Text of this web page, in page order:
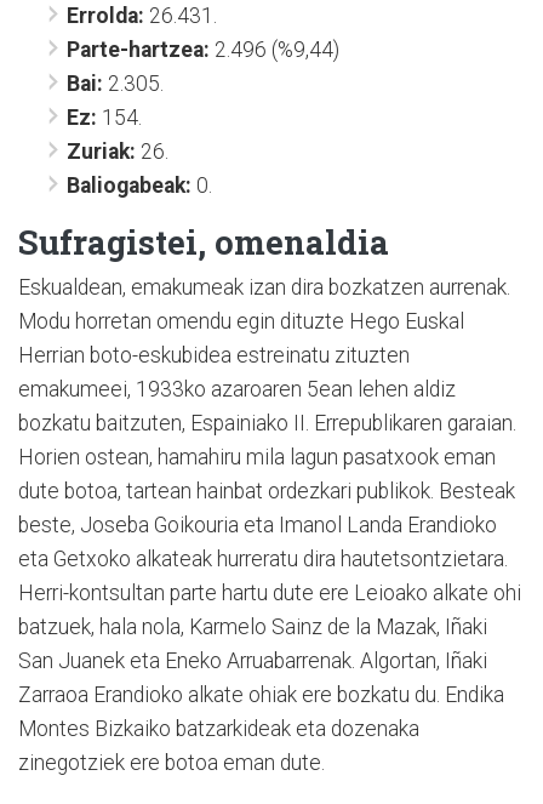
Errolda: 26.431.
Parte-hartzea: 2.496 (%9,44)
Bai: 2.305.
Ez: 154.
Zuriak: 26.
Baliogabeak: 0.
Sufragistei, omenaldia
Eskualdean, emakumeak izan dira bozkatzen aurrenak.
Modu horretan omendu egin dituzte Hego Euskal
Herrian boto-eskubidea estreinatu zituzten
emakumeei, 1933ko azaroaren 5ean lehen aldiz
bozkatu baitzuten, Espainiako II. Errepublikaren garaian.
Horien ostean, hamahiru mila lagun pasatxook eman
dute botoa, tartean hainbat ordezkari publikok. Besteak
beste, Joseba Goikouria eta Imanol Landa Erandioko
eta Getxoko alkateak hurreratu dira hautetsontzietara.
Herri-kontsultan parte hartu dute ere Leioako alkate ohi
batzuek, hala nola, Karmelo Sainz de la Mazak, Iñaki
San Juanek eta Eneko Arruabarrenak. Algortan, Iñaki
Zarraoa Erandioko alkate ohiak ere bozkatu du. Endika
Montes Bizkaiko batzarkideak eta dozenaka
zinegotziek ere botoa eman dute.